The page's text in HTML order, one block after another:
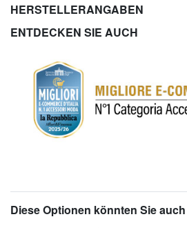
HERSTELLERANGABEN
ENTDECKEN SIE AUCH
Diese Optionen könnten Sie